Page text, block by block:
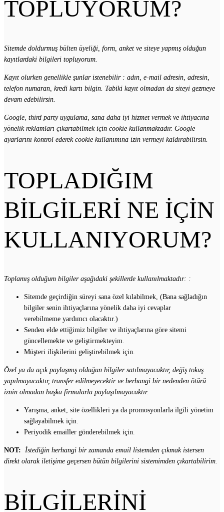
TOPLUYORUM?
Sitemde doldurmuş bülten üyeliği, form, anket ve siteye yapmış olduğun
kayıtlardaki bilgileri topluyorum.
Kayıt olurken genellikle şunlar istenebilir : adın, e-mail adresin, adresin,
telefon numaran, kredi kartı bilgin. Tabiki kayıt olmadan da siteyi gezmeye
devam edebilirsin.
Google, third party uygulama, sana daha iyi hizmet vermek ve ihtiyacına
yönelik reklamları çıkartabilmek için cookie kullanmaktadır. Google
ayarlarını kontrol ederek cookie kullanımına izin vermeyi kaldırabilirsin.
TOPLADIĞIM
BİLGİLERİ NE İÇİN
KULLANIYORUM?
Toplamış olduğum bilgiler aşağıdaki şekillerde kullanılmaktadır: :
Sitemde geçirdiğin süreyi sana özel kılabilmek, (Bana sağladığın
bilgiler senin ihtiyaçlarına yönelik daha iyi cevaplar
verebilmeme yardımcı olacaktır.)
Senden elde ettiğimiz bilgiler ve ihtiyaçlarına göre sitemi
güncellemekte ve geliştirmekteyim.
Müşteri ilişkilerini geliştirebilmek için.
Özel ya da açık paylaşmış olduğun bilgiler satılmayacaktır, değiş tokuş
yapılmayacaktır, transfer edilmeyecektir ve herhangi bir nedenden ötürü
iznin olmadan başka firmalarla paylaşılmayacaktır.
Yarışma, anket, site özellikleri ya da promosyonlarla ilgili yönetim
sağlayabilmek için.
Periyodik emailler gönderebilmek için.
NOT: İstediğin herhangi bir zamanda email listemden çıkmak istersen
direkt olarak iletişime geçersen bütün bilgilerini sistemimden çıkartabilirim.
BİLGİLERİNİ